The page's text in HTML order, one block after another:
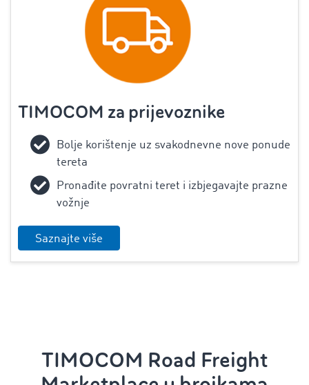
TIMOCOM za prijevoznike
Bolje korištenje uz svakodnevne nove ponude
tereta
Pronađite povratni teret i izbjegavajte prazne
vožnje
Saznajte više
TIMOCOM Road Freight